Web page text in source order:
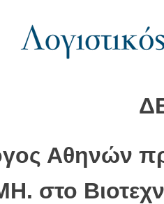
Αθηνών
στο